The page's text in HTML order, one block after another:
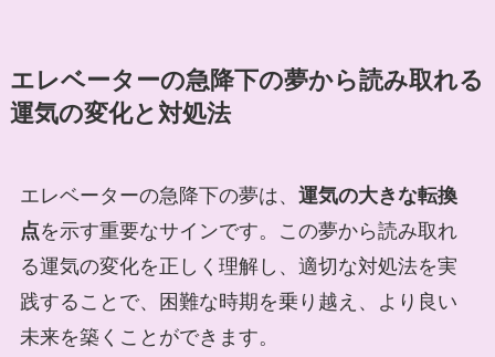
エレベーターの急降下の夢から読み取れる
運気の変化と対処法
エレベーターの急降下の夢は、 運気の大きな転換
点を示す重要なサインです。この夢から読み取れ
る運気の変化を正しく理解し、適切な対処法を実
践することで、困難な時期を乗り越え、より良い
未来を築くことができます。